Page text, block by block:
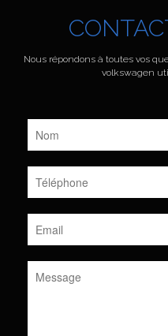
Nous répondons à toutes vos
volkswagen